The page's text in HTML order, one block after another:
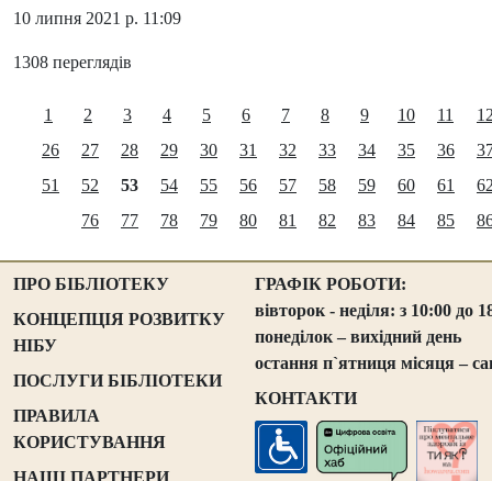
10 липня 2021 р. 11:09
1308 переглядів
1 2 3 4 5 6 7 8 9 10 11
26
27 28 29 30 31 32 33 34 35 36
51
52 53 54 55 56 57 58 59 60 61
76
77 78 79 80 81 82 83 84 85
ПРО БІБЛІОТЕКУ
КОНЦЕПЦІЯ РОЗВИТКУ
НІБУ
ПОСЛУГИ БІБЛІОТЕКИ
ПРАВИЛА
КОРИСТУВАННЯ
НАШІ ПАРТНЕРИ
ГРАФІК РОБОТИ:
вівторок - неділя: з 10:00 до
понеділок – вихідний день
остання п`ятниця місяця –
КОНТАКТИ